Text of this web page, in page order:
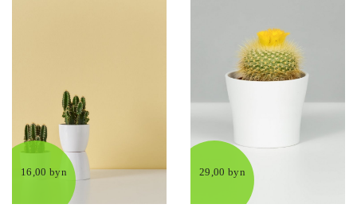
16,00 byn 29,00 byn